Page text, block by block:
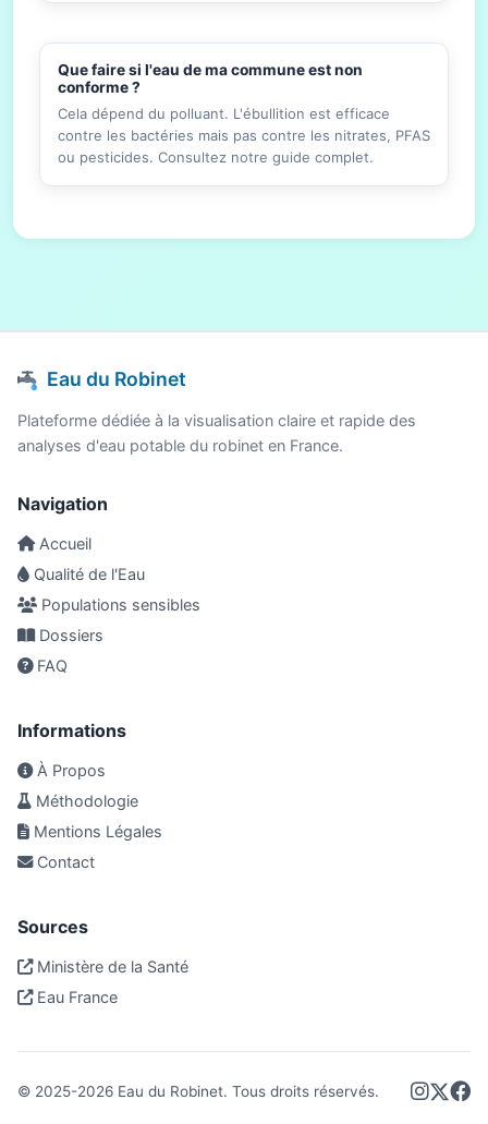
Que faire si l'eau de ma commune est non
conforme ?
Cela dépend du polluant. L'ébullition est efficace
contre les bactéries mais pas contre les nitrates, PFAS
ou pesticides. Consultez notre guide complet.
Eau du Robinet
Plateforme dédiée à la visualisation claire et rapide des
analyses d'eau potable du robinet en France.
Navigation
Accueil
Qualité de l'Eau
Populations sensibles
Dossiers
FAQ
Informations
À Propos
Méthodologie
Mentions Légales
Contact
Sources
Ministère de la Santé
Eau France
© 2025-2026 Eau du Robinet. Tous droits réservés.